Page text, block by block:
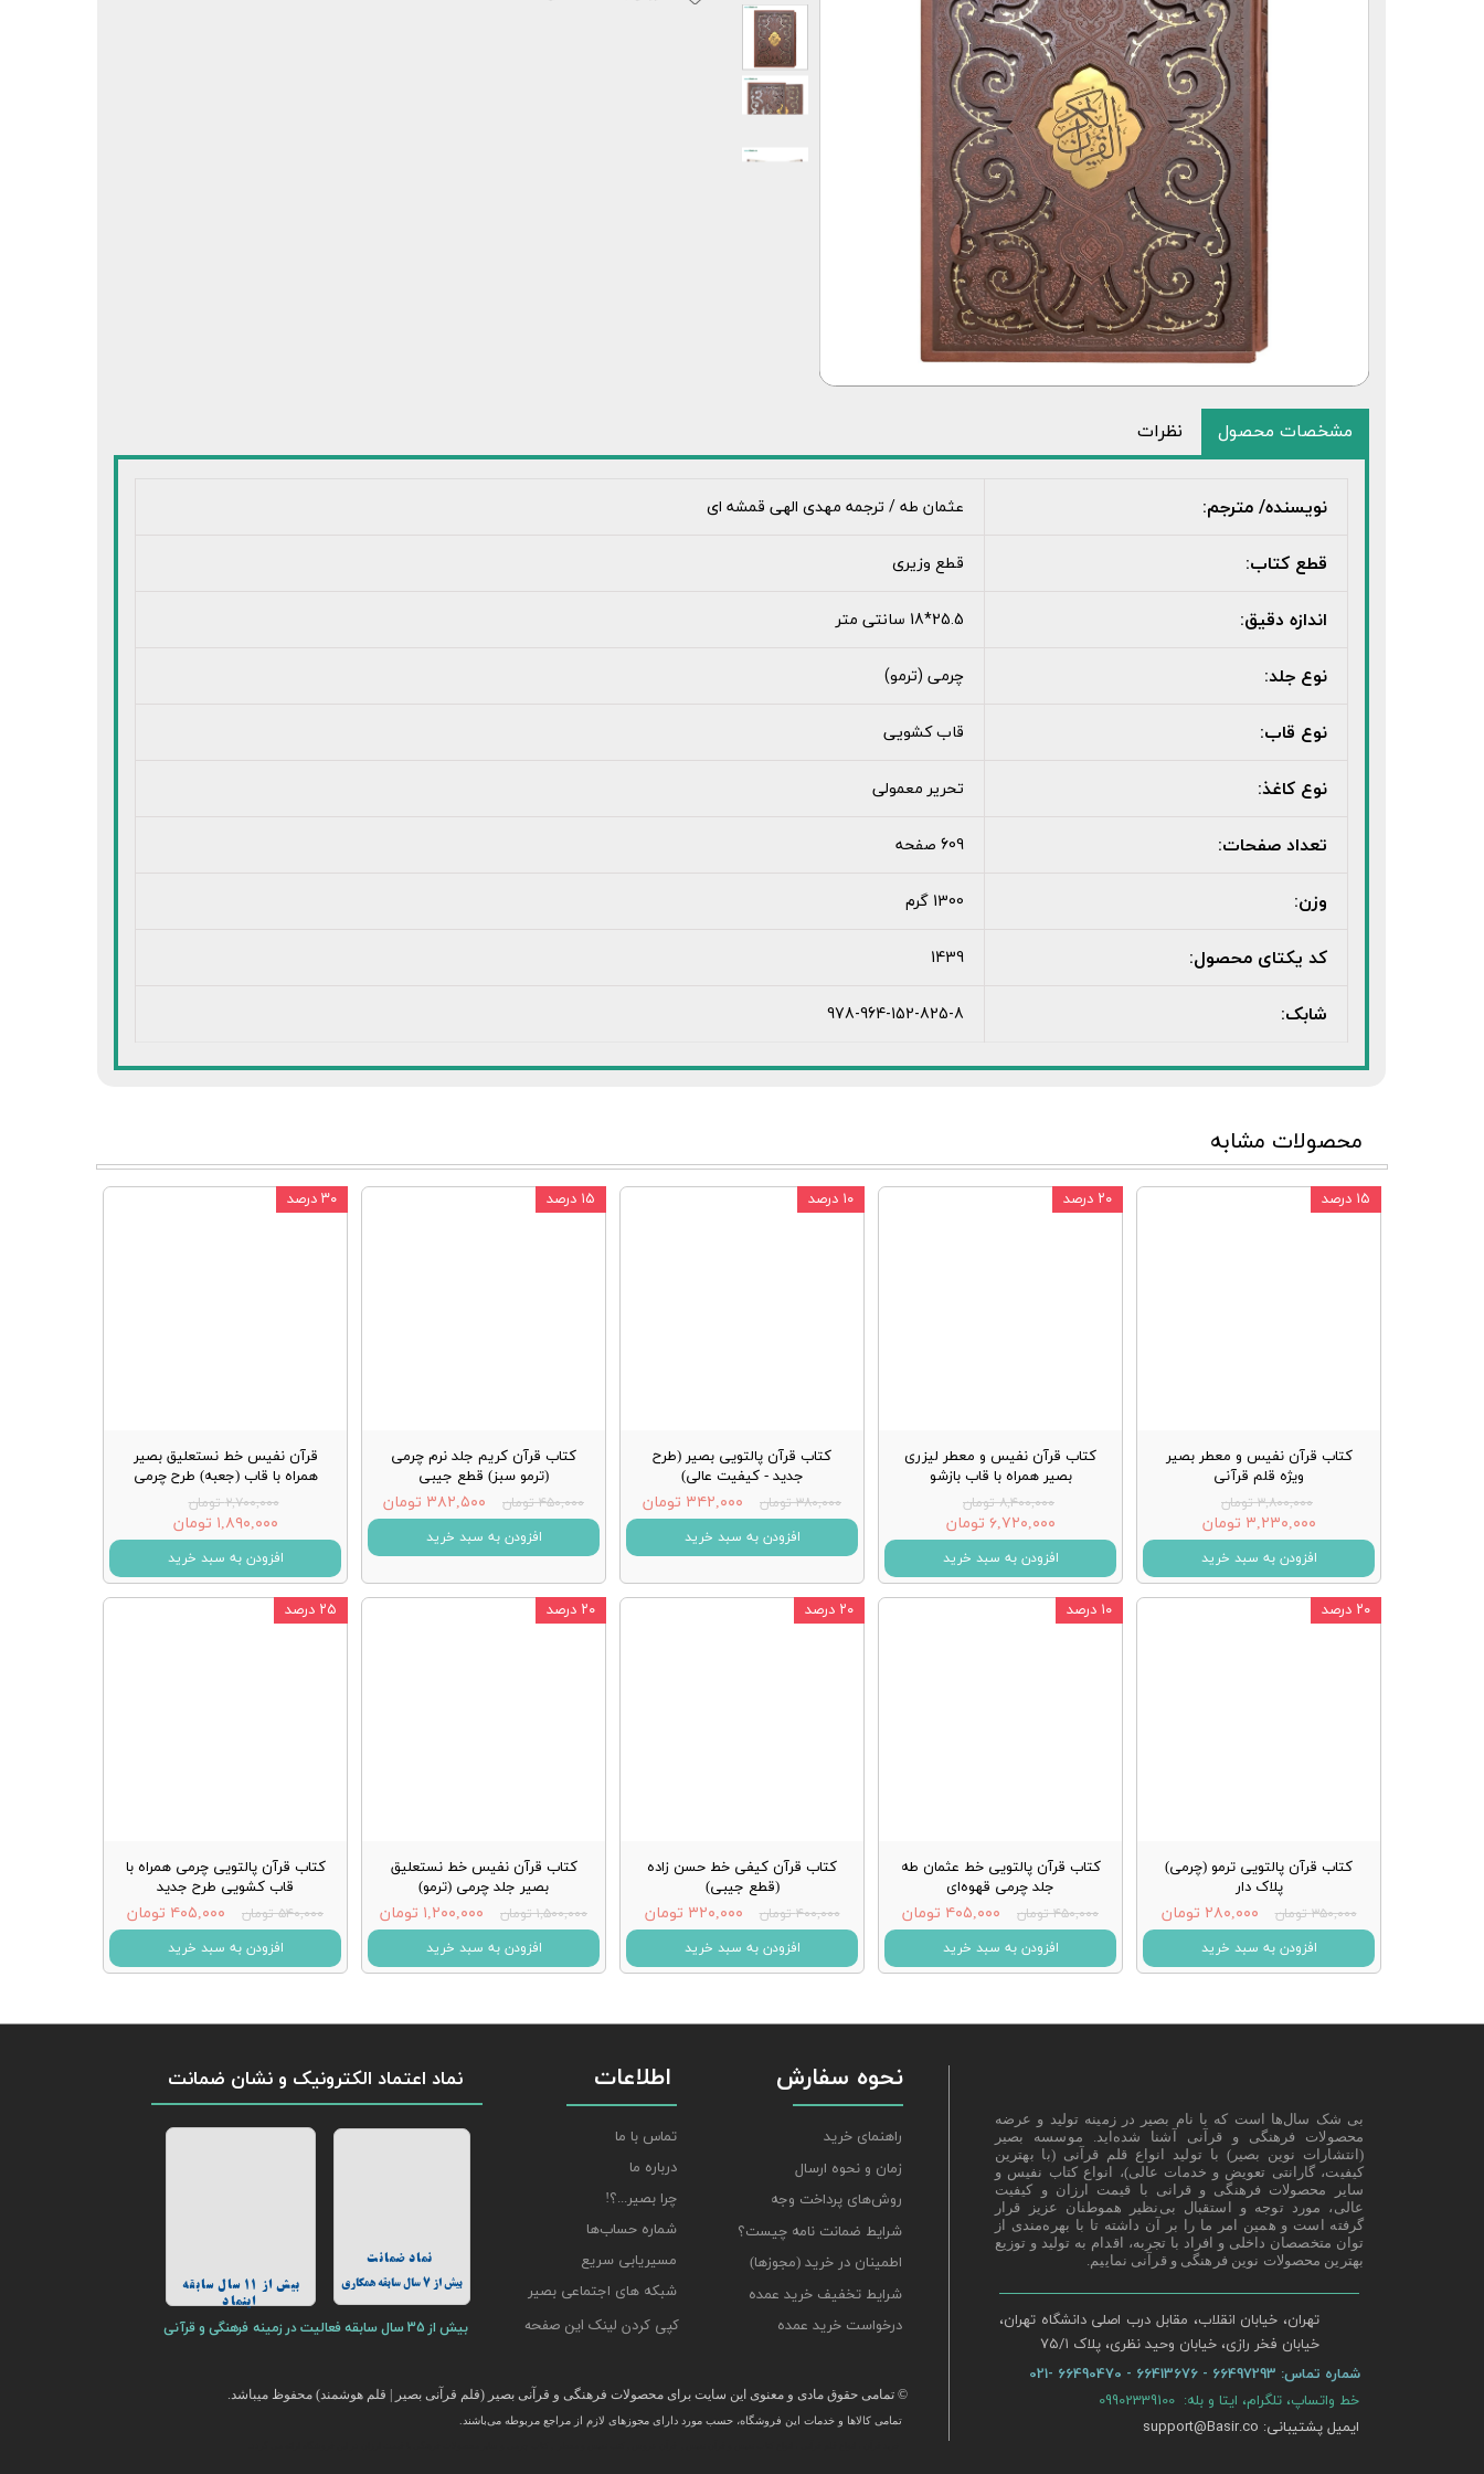
مشخصات محصول نظرات
نویسنده/ مترجم: عثمان طه / ترجمه مهدی الهی قمشه ای
قطع کتاب: قطع وزیری
اندازه دقیق: 25.5*18 سانتی متر
نوع جلد: چرمی (ترمو)
نوع قاب: قاب کشویی
نوع کاغذ: تحریر معمولی
تعداد صفحات: 609 صفحه
وزن: 1300 گرم
کد یکتای محصول: 1439
شابک: 978-964-152-825-8
محصولات مشابه
کتاب قرآن نفیس و معطر بصیر
ویژه قلم قرآنی
۳,۸۰۰,۰۰۰ تومان
۳,۲۳۰,۰۰۰ تومان
افزودن به سبد خرید
۱۵ درصد
کتاب قرآن نفیس و معطر لیزری
بصیر همراه با قاب بازشو
۸,۴۰۰,۰۰۰ تومان
۶,۷۲۰,۰۰۰ تومان
افزودن به سبد خرید
۲۰ درصد
کتاب قرآن پالتویی بصیر (طرح
جدید - کیفیت عالی)
۳۸۰,۰۰۰ تومان ۳۴۲,۰۰۰ تومان
افزودن به سبد خرید
۱۰ درصد
کتاب قرآن کریم جلد نرم چرمی
(ترمو سبز) قطع جیبی
۴۵۰,۰۰۰ تومان ۳۸۲,۵۰۰ تومان
افزودن به سبد خرید
۱۵ درصد
قرآن نفیس خط نستعلیق بصیر
همراه با قاب (جعبه) طرح چرمی
۲,۷۰۰,۰۰۰ تومان
۱,۸۹۰,۰۰۰ تومان
افزودن به سبد خرید
۳۰ درصد
کتاب قرآن پالتویی ترمو (چرمی)
پلاک دار
۳۵۰,۰۰۰ تومان ۲۸۰,۰۰۰ تومان
افزودن به سبد خرید
۲۰ درصد
کتاب قرآن پالتویی خط عثمان طه
جلد چرمی قهوه‌ای
۴۵۰,۰۰۰ تومان ۴۰۵,۰۰۰ تومان
افزودن به سبد خرید
۱۰ درصد
کتاب قرآن کیفی خط حسن زاده
(قطع جیبی)
۴۰۰,۰۰۰ تومان ۳۲۰,۰۰۰ تومان
افزودن به سبد خرید
۲۰ درصد
کتاب قرآن نفیس خط نستعلیق
بصیر جلد چرمی (ترمو)
۱,۵۰۰,۰۰۰ تومان ۱,۲۰۰,۰۰۰ تومان
افزودن به سبد خرید
۲۰ درصد
کتاب قرآن پالتویی چرمی همراه با
قاب کشویی طرح جدید
۵۴۰,۰۰۰ تومان ۴۰۵,۰۰۰ تومان
افزودن به سبد خرید
۲۵ درصد
نحوه سفارش
راهنمای خرید
زمان و نحوه ارسال
روش‌های پرداخت وجه
شرایط ضمانت نامه چیست؟
اطمینان در خرید (مجوزها)
شرایط تخفیف خرید عمده
درخواست خرید عمده
© تمامی حقوق مادی و معنوی این سایت برای محصولات فرهنگی و قرآنی بصیر (قلم قرآنی بصیر | قلم هوشمند) محفوظ میباشد.
تمامی كالاها و خدمات این فروشگاه، حسب مورد دارای مجوزهای لازم از مراجع مربوطه می‌باشند.
نماد اعتماد الکترونیک و نشان ضمانت
بیش از 11 سال سابقه
اینماد
بیش از 35 سال سابقه فعالیت در زمینه فرهنگی و قرآنی
بیش از 7 سال سابقه همکاری
اطلاعات
تماس با ما
درباره ما
چرا بصیر...؟!
شماره حساب‌ها
مسیریابی سریع
شبکه های اجتماعی بصیر
تهران، خیابان انقلاب، مقابل درب اصلی دانشگاه تهران،
خیابان فخر رازی، خیابان وحید نظری، پلاک ۷۵/۱​​​​​​​
شماره تماس:
بی شک سال‌ها است که با نام بصیر در زمینه تولید و عرضه
محصولات فرهنگی و قرآنی آشنا شده‌اید. موسسه بصیر
(انتشارات نوین بصیر) با تولید انواع قلم قرآنی (با بهترین
کیفیت، گارانتی تعویض و خدمات عالی)، انواع کتاب نفیس و
سایر محصولات فرهنگی و قرانی با قیمت ارزان و کیفیت
عالی، مورد توجه و استقبال بی‌نظیر هموطنان عزیز قرار
گرفته است و همین امر ما را بر آن داشته تا با بهره‌مندی از
توان متخصصان داخلی و افراد با تجربه، اقدام به تولید و توزیع
بهترین محصولات نوین فرهنگی و قرآنی نماییم.
خط واتساپ، تلگرام، ایتا و بله: 09902339100
ایمیل پشتیبانی: support@Basir.co
کپی کردن لینک این صفحه